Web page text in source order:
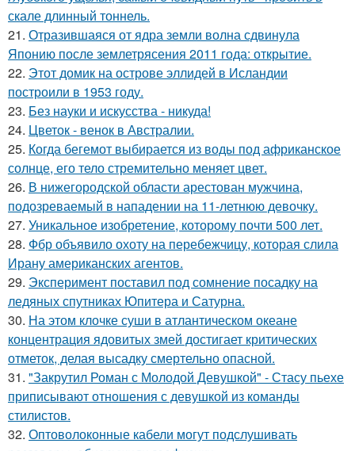
скале длинный тоннель.
21. Отразившаяся от ядра земли волна сдвинула
Японию после землетрясения 2011 года: открытие.
22. Этот домик на острове эллидей в Исландии
построили в 1953 году.
23. Без науки и искусства - никуда!
24. Цветок - венок в Австралии.
25. Когда бегемот выбирается из воды под африканское
солнце, его тело стремительно меняет цвет.
26. В нижегородской области арестован мужчина,
подозреваемый в нападении на 11-летнюю девочку.
27. Уникальное изобретение, которому почти 500 лет.
28. Фбр объявило охоту на перебежчицу, которая слила
Ирану американских агентов.
29. Эксперимент поставил под сомнение посадку на
ледяных спутниках Юпитера и Сатурна.
30. На этом клочке суши в атлантическом океане
концентрация ядовитых змей достигает критических
отметок, делая высадку смертельно опасной.
31. "Закрутил Роман с Молодой Девушкой" - Стасу пьехе
приписывают отношения с девушкой из команды
стилистов.
32. Оптоволоконные кабели могут подслушивать